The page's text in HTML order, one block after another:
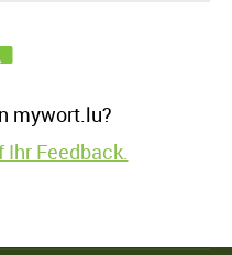
mywort.lu?
Ihr Feedback.